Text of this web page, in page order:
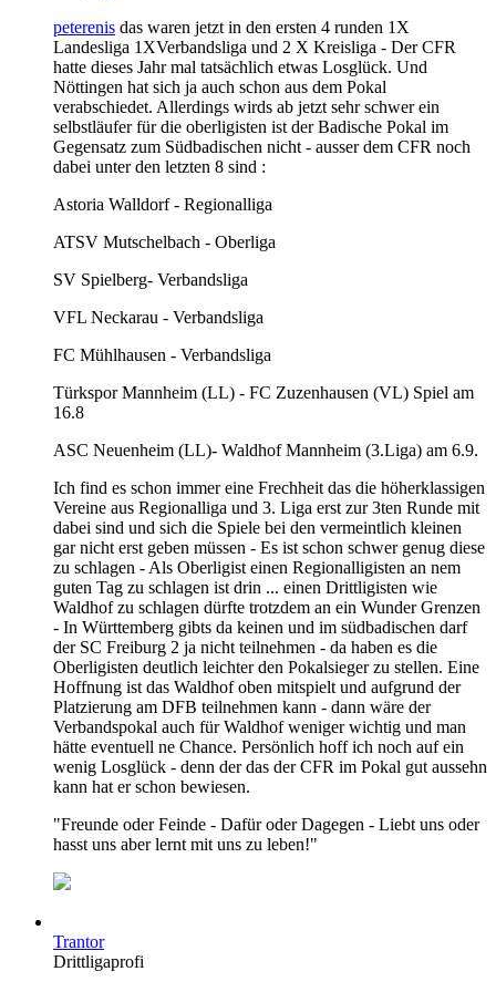
peterenis das waren jetzt in den ersten 4 runden 1X
Landesliga 1XVerbandsliga und 2 X Kreisliga - Der CFR
hatte dieses Jahr mal tatsächlich etwas Losglück. Und
Nöttingen hat sich ja auch schon aus dem Pokal
verabschiedet. Allerdings wirds ab jetzt sehr schwer ein
selbstläufer für die oberligisten ist der Badische Pokal im
Gegensatz zum Südbadischen nicht - ausser dem CFR noch
dabei unter den letzten 8 sind :
Astoria Walldorf - Regionalliga
ATSV Mutschelbach - Oberliga
SV Spielberg- Verbandsliga
VFL Neckarau - Verbandsliga
FC Mühlhausen - Verbandsliga
Türkspor Mannheim (LL) - FC Zuzenhausen (VL) Spiel am
16.8
ASC Neuenheim (LL)- Waldhof Mannheim (3.Liga) am 6.9.
Ich find es schon immer eine Frechheit das die höherklassigen
Vereine aus Regionalliga und 3. Liga erst zur 3ten Runde mit
dabei sind und sich die Spiele bei den vermeintlich kleinen
gar nicht erst geben müssen - Es ist schon schwer genug diese
zu schlagen - Als Oberligist einen Regionalligisten an nem
guten Tag zu schlagen ist drin ... einen Drittligisten wie
Waldhof zu schlagen dürfte trotzdem an ein Wunder Grenzen
- In Württemberg gibts da keinen und im südbadischen darf
der SC Freiburg 2 ja nicht teilnehmen - da haben es die
Oberligisten deutlich leichter den Pokalsieger zu stellen. Eine
Hoffnung ist das Waldhof oben mitspielt und aufgrund der
Platzierung am DFB teilnehmen kann - dann wäre der
Verbandspokal auch für Waldhof weniger wichtig und man
hätte eventuell ne Chance. Persönlich hoff ich noch auf ein
wenig Losglück - denn der das der CFR im Pokal gut aussehn
kann hat er schon bewiesen.
"Freunde oder Feinde - Dafür oder Dagegen - Liebt uns oder
hasst uns aber lernt mit uns zu leben!"
Trantor
Drittligaprofi